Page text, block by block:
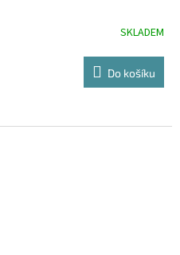
SKLADEM
Do košíku